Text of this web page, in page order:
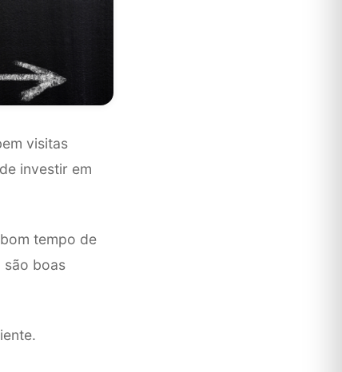
visitas
investir em
tempo de
são boas